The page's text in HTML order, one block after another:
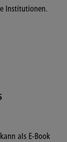
Institutionen.
als E-Book